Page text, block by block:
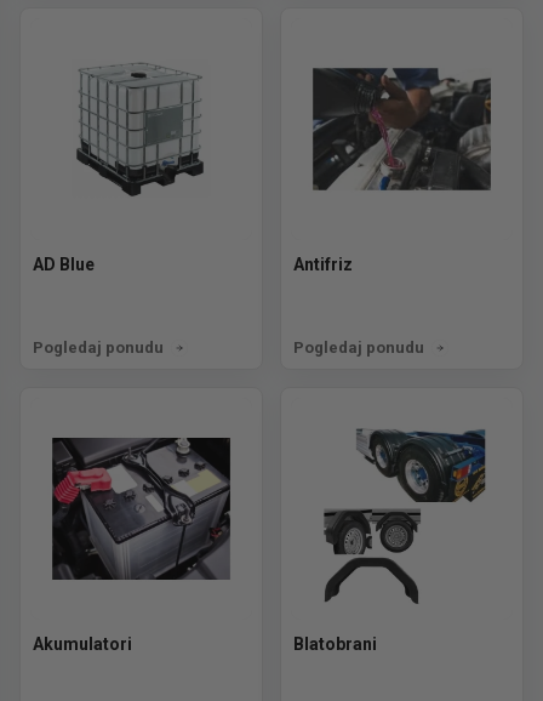
AD Blue
Pogledaj ponudu
Antifriz
Pogledaj ponudu
Akumulatori Blatobrani